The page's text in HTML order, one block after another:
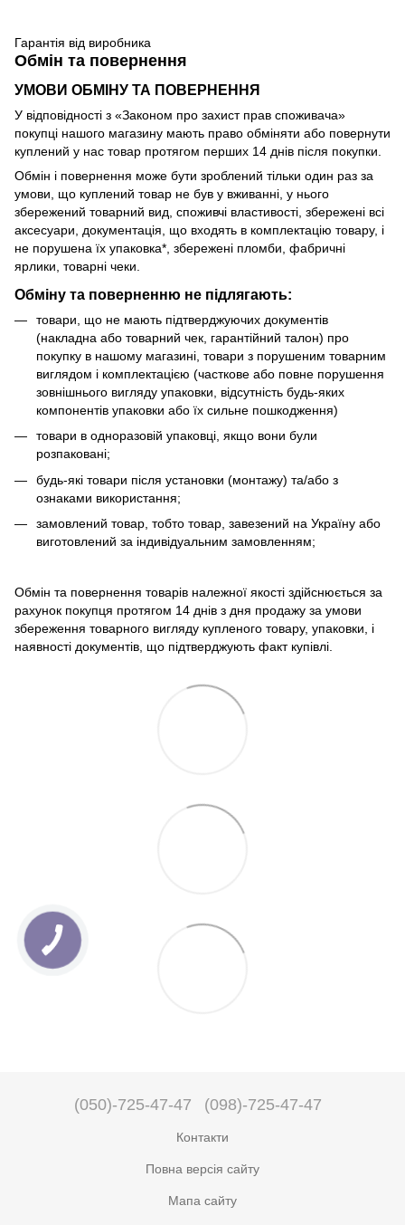
Гарантія від виробника
Обмін та повернення
УМОВИ ОБМІНУ ТА ПОВЕРНЕННЯ
У відповідності з «Законом про захист прав споживача»
покупці нашого магазину мають право обміняти або повернути
куплений у нас товар протягом перших 14 днів після покупки.
Обмін і повернення може бути зроблений тільки один раз за
умови, що куплений товар не був у вживанні, у нього
збережений товарний вид, споживчі властивості, збережені всі
аксесуари, документація, що входять в комплектацію товару, і
не порушена їх упаковка*, збережені пломби, фабричні
ярлики, товарні чеки.
Обміну та поверненню не підлягають:
товари, що не мають підтверджуючих документів
(накладна або товарний чек, гарантійний талон) про
покупку в нашому магазині, товари з порушеним товарним
виглядом і комплектацією (часткове або повне порушення
зовнішнього вигляду упаковки, відсутність будь-яких
компонентів упаковки або їх сильне пошкодження)
товари в одноразовій упаковці, якщо вони були
розпаковані;
будь-які товари після установки (монтажу) та/або з
ознаками використання;
замовлений товар, тобто товар, завезений на Україну або
виготовлений за індивідуальним замовленням;
Обмін та повернення товарів належної якості здійснюється за
рахунок покупця протягом 14 днів з дня продажу за умови
збереження товарного вигляду купленого товару, упаковки, і
наявності документів, що підтверджують факт купівлі.
(050)-725-47-47 (098)-725-47-47
Контакти
Повна версія сайту
Мапа сайту